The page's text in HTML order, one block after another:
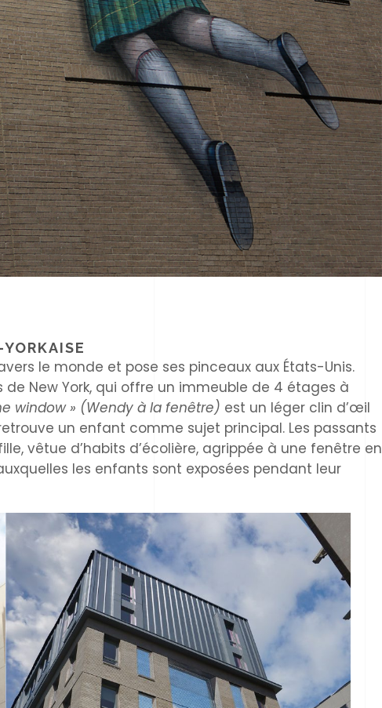
le monde et pose ses pinceaux aux États-Unis.
New York, qui offre un immeuble de 4 étages à
window » (Wendy à la fenêtre) est un léger clin d’œil
un enfant comme sujet principal. Les passants
vêtue d’habits d’écolière, agrippée à une fenêtre en
les enfants sont exposées pendant leur